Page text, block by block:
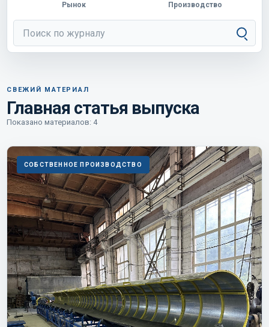
Рынок Производство
СВЕЖИЙ МАТЕРИАЛ
Главная статья выпуска
Показано материалов: 4
СОБСТВЕННОЕ ПРОИЗВОДСТВО